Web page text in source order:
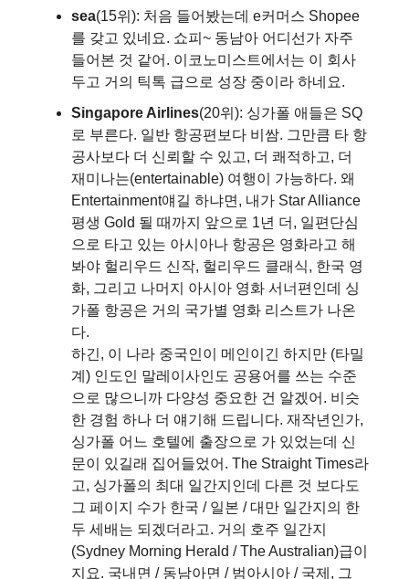
sea(15위): 처음 들어봤는데 e커머스 Shopee
를 갖고 있네요. 쇼피~ 동남아 어디선가 자주
들어본 것 같어. 이코노미스트에서는 이 회사
두고 거의 틱톡 급으로 성장 중이라 하네요.
Singapore Airlines(20위): 싱가폴 애들은 SQ
로 부른다. 일반 항공편보다 비쌈. 그만큼 타 항
공사보다 더 신뢰할 수 있고, 더 쾌적하고, 더
재미나는(entertainable) 여행이 가능하다. 왜
Entertainment얘길 하냐면, 내가 Star Alliance
평생 Gold 될 때까지 앞으로 1년 더, 일편단심
으로 타고 있는 아시아나 항공은 영화라고 해
봐야 헐리우드 신작, 헐리우드 클래식, 한국 영
화, 그리고 나머지 아시아 영화 서너편인데 싱
가폴 항공은 거의 국가별 영화 리스트가 나온
다.
하긴, 이 나라 중국인이 메인이긴 하지만 (타밀
계) 인도인 말레이사인도 공용어를 쓰는 수준
으로 많으니까 다양성 중요한 건 알겠어. 비슷
한 경험 하나 더 얘기해 드립니다. 재작년인가,
싱가폴 어느 호텔에 출장으로 가 있었는데 신
문이 있길래 집어들었어. The Straight Times라
고, 싱가폴의 최대 일간지인데 다른 것 보다도
그 페이지 수가 한국 / 일본 / 대만 일간지의 한
두 세배는 되겠더라고. 거의 호주 일간지
(Sydney Morning Herald / The Australian)급이
지요. 국내면 / 동남아면 / 범아시아 / 국제, 그